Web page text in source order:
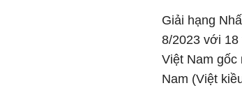
Giải hạng
8/2023 với 18
Việt Nam
Nam (Việt